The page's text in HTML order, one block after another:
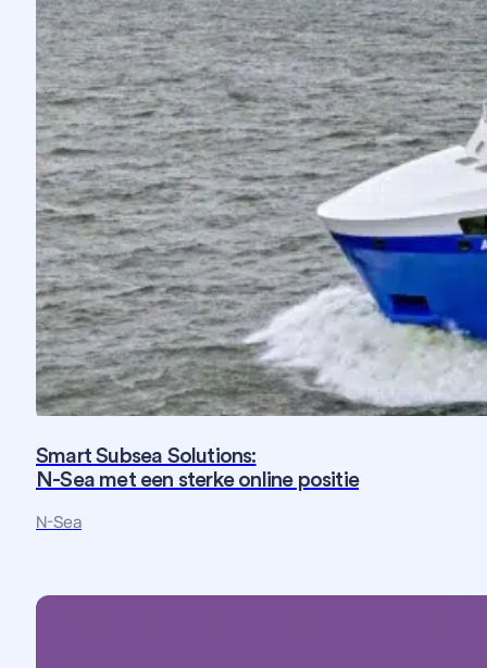
Smart Subsea Solutions:
N-Sea met een sterke online positie
N-SeaFotografie